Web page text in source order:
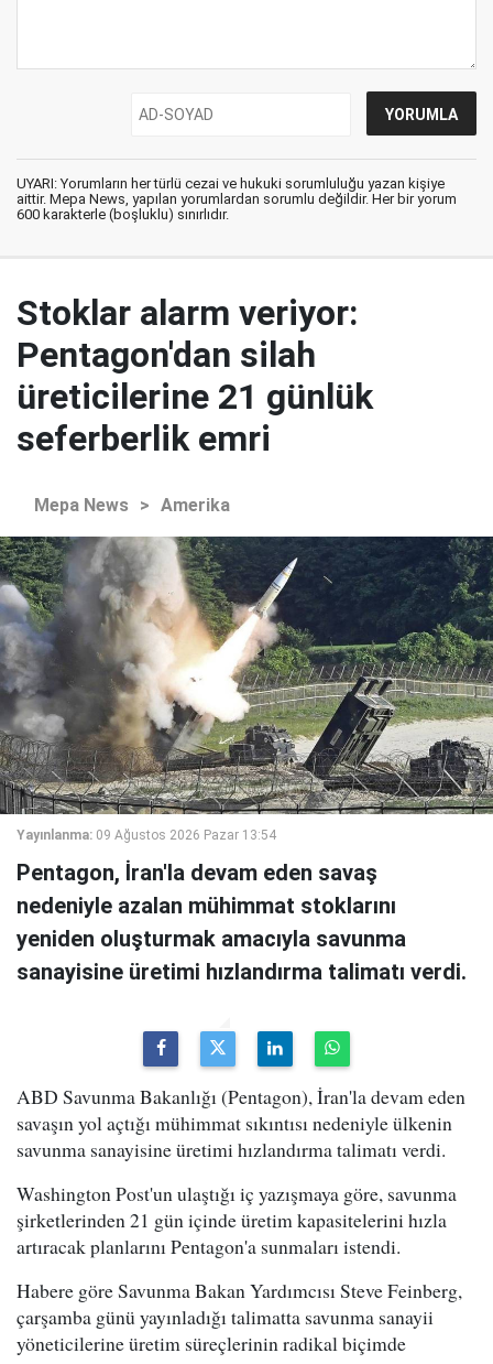
UYARI: Yorumların her türlü cezai ve hukuki sorumluluğu yazan kişiye
aittir. Mepa News, yapılan yorumlardan sorumlu değildir. Her bir yorum
600 karakterle (boşluklu) sınırlıdır.
Stoklar alarm veriyor:
Pentagon'dan silah
üreticilerine 21 günlük
seferberlik emri
Mepa News > Amerika
Yayınlanma: 09 Ağustos 2026 Pazar 13:54
Pentagon, İran'la devam eden savaş
nedeniyle azalan mühimmat stoklarını
yeniden oluşturmak amacıyla savunma
sanayisine üretimi hızlandırma talimatı verdi.
ABD Savunma Bakanlığı (Pentagon), İran'la devam eden
savaşın yol açtığı mühimmat sıkıntısı nedeniyle ülkenin
savunma sanayisine üretimi hızlandırma talimatı verdi.
Washington Post'un ulaştığı iç yazışmaya göre, savunma
şirketlerinden 21 gün içinde üretim kapasitelerini hızla
artıracak planlarını Pentagon'a sunmaları istendi.
Habere göre Savunma Bakan Yardımcısı Steve Feinberg,
çarşamba günü yayınladığı talimatta savunma sanayii
yöneticilerine üretim süreçlerinin radikal biçimde